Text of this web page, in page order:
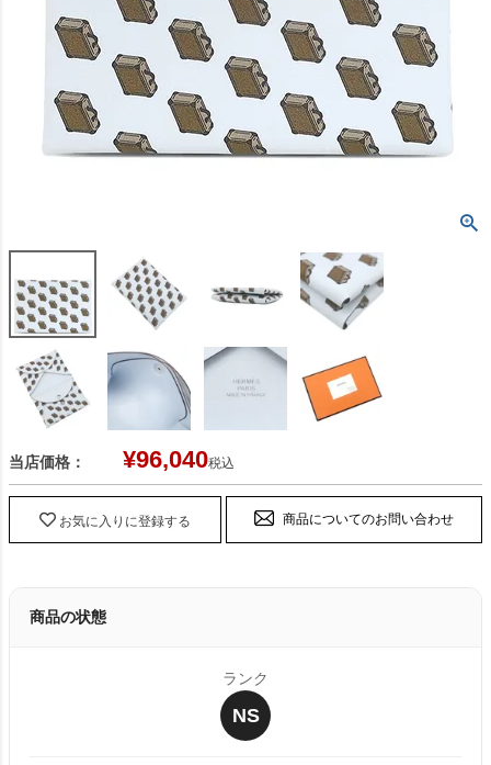
当店価格： ¥96,040税込
お気に入りに登録する 商品についてのお問い合わせ
商品の状態
ランク
NS